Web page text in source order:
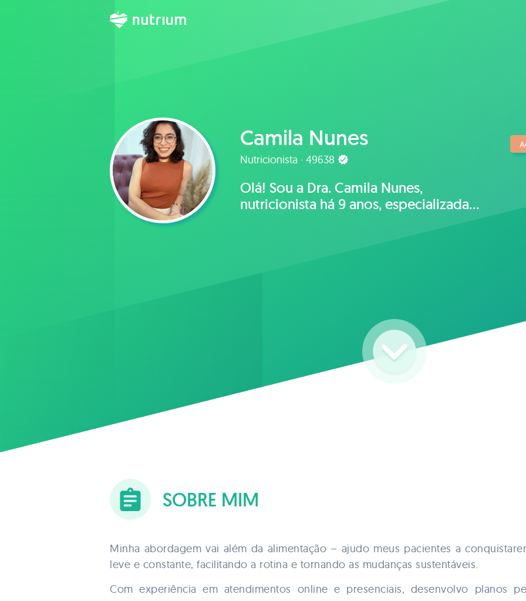
Camila Nunes
Nutricionista · 49638
Olá! Sou a Dra. Camila Nunes,
nutricionista há 9 anos, especializada
SOBRE MIM
Minha abordagem vai além da alimentação – ajudo meus pacientes a
leve e constante, facilitando a rotina e tornando as mudanças sustentáveis.
Com experiência em atendimentos online e presenciais, desenvolvo planos